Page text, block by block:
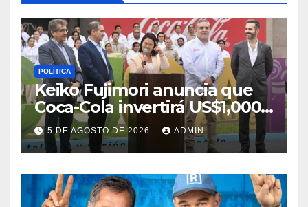
POLÍTICA
Keiko Fujimori anuncia que
Coca-Cola invertirá US$1,000
millones en 5 años
5 DE AGOSTO DE 2026 ADMIN